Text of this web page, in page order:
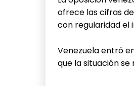
ofrece las cifras
con regularidad el
Venezuela entró
que la situación